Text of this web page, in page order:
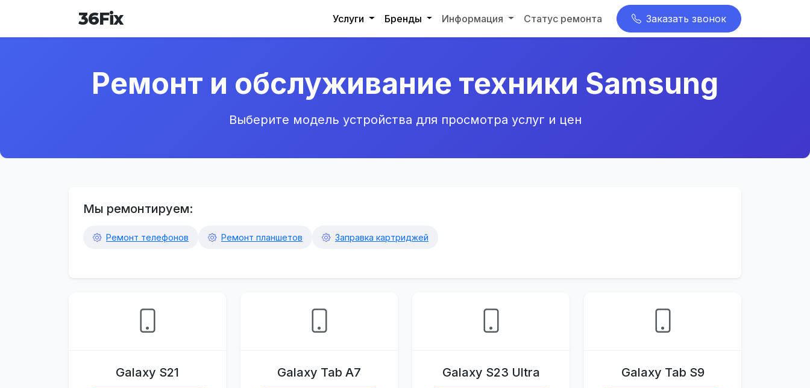
36Fix Услуги Бренды Информация Статус ремонта Заказать звонок
Ремонт и обслуживание техники Samsung
Выберите модель устройства для просмотра услуг и цен
Мы ремонтируем:
Ремонт телефонов Ремонт планшетов Заправка картриджей
Galaxy S21 Galaxy Tab A7 Galaxy S23 Ultra Galaxy Tab S9